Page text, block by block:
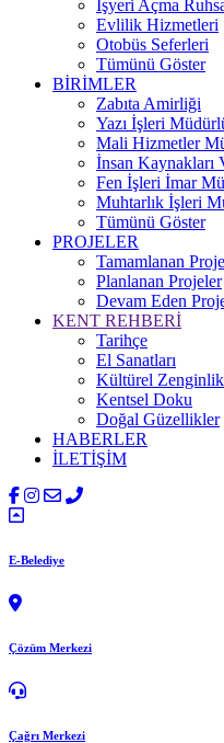
İşyeri Açma
Evlilik Hizmetleri
Otobüs Seferleri
Tümünü Göster
BİRİMLER
Zabıta Amirliği
Yazı İşleri
Mali Hizmetler
İnsan Kaynakları
Fen İşleri İmar
Muhtarlık İşleri
Tümünü Göster
PROJELER
Tamamlanan
Planlanan Projeler
Devam Eden
KENT REHBERİ
Tarihçe
El Sanatları
Kültürel Zenginlik
Kentsel Doku
Doğal Güzellikler
HABERLER
İLETİŞİM
E-Belediye
Çözüm Merkezi
Çağrı Merkezi